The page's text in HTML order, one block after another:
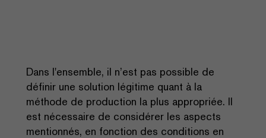
Dans l'ensemble, il n’est pas possible de
définir une solution légitime quant à la
méthode de production la plus appropriée. Il
est nécessaire de considérer les aspects
mentionnés, en fonction des conditions en